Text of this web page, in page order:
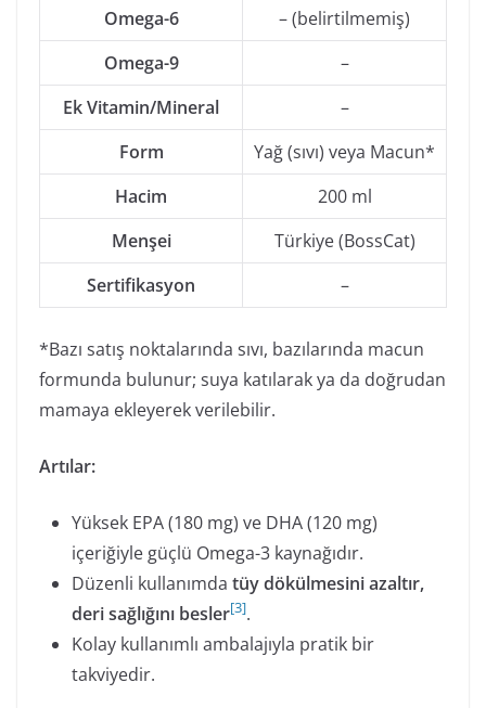
Omega-6
– (belirtilmemiş)
Omega-9
–
Ek Vitamin/Mineral
–
Form
Yağ (sıvı) veya Macun*
Hacim
200 ml
Menşei
Türkiye (BossCat)
Sertifikasyon
–
*Bazı satış noktalarında sıvı, bazılarında macun
formunda bulunur; suya katılarak ya da doğrudan
mamaya ekleyerek verilebilir.
Artılar:
Yüksek EPA (180 mg) ve DHA (120 mg)
içeriğiyle güçlü Omega-3 kaynağıdır.
Düzenli kullanımda tüy dökülmesini azaltır,
deri sağlığını besler[3].
Kolay kullanımlı ambalajıyla pratik bir
takviyedir.